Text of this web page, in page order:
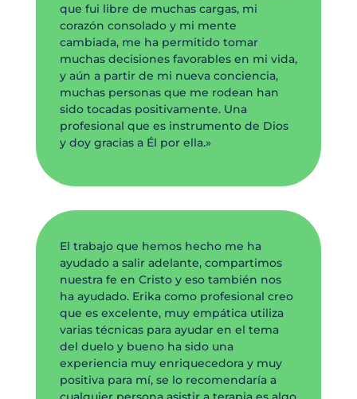
que fui libre de muchas cargas, mi
corazón consolado y mi mente
cambiada, me ha permitido tomar
muchas decisiones favorables en mi vida,
y aún a partir de mi nueva conciencia,
muchas personas que me rodean han
sido tocadas positivamente. Una
profesional que es instrumento de Dios
y doy gracias a Él por ella.»
El trabajo que hemos hecho me ha
ayudado a salir adelante, compartimos
nuestra fe en Cristo y eso también nos
ha ayudado. Erika como profesional creo
que es excelente, muy empática utiliza
varias técnicas para ayudar en el tema
del duelo y bueno ha sido una
experiencia muy enriquecedora y muy
positiva para mí, se lo recomendaría a